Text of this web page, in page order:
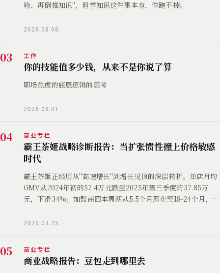
验、再倒推知识"，但学知识这件事本身，你跑不掉。
2026.08.08
03 工作
你的技能值多少钱，从来不是你说了算
职场焦虑的底层逻辑的思考
2026.08.01
04 商业专栏
霸王茶姬战略诊断报告：当扩张惯性撞上价格敏感
时代
霸王茶姬正经历从"高速增长"到增长见顶的深层转折。单店月均
GMV从2024年初的57.4万元跌至2025年第三季度的37.85万
元，下滑34%；加盟商回本周期从5.5个月恶化至18-24个月，已
2026.03.25
05 商业专栏
商业战略报告：豆包走到哪里去